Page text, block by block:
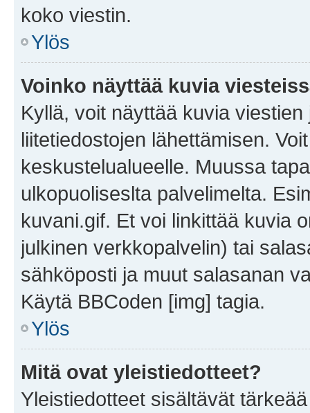
koko viestin.
Ylös
Voinko näyttää kuvia
Kyllä, voit näyttää kuvia
liitetiedostojen lähettämisen.
keskustelualueelle. Muussa
ulkopuoliseslta palvelimelta.
kuvani.gif. Et voi linkittää kuvia
julkinen verkkopalvelin) tai
sähköposti ja muut salasanan
Käytä BBCoden [img] tagia.
Ylös
Mitä ovat yleistiedotteet?
Yleistiedotteet sisältävät